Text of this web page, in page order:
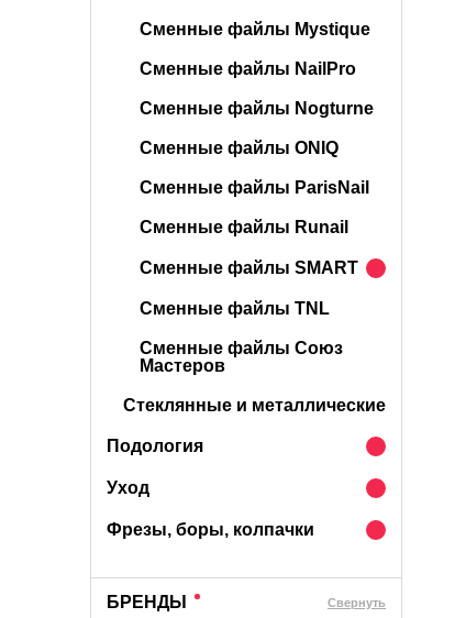
Сменные файлы Mystique
Сменные файлы NailPro
Сменные файлы Nogturne
Сменные файлы ONIQ
Сменные файлы ParisNail
Сменные файлы Runail
Сменные файлы SMART
Сменные файлы TNL
Сменные файлы Союз
Мастеров
Стеклянные и металлические
Подология
Уход
Фрезы, боры, колпачки
БРЕНДЫ Cвернуть